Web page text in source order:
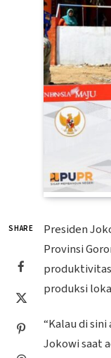
SHARE
Presiden
Provinsi
produksi
“Kalau di
Jokowi saat